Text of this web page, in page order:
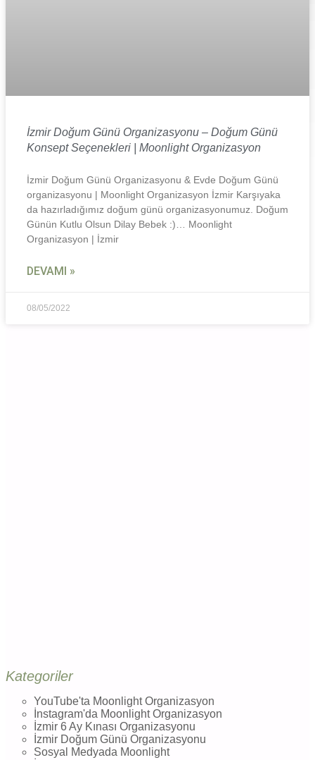
İzmir Doğum Günü Organizasyonu – Doğum Günü
Konsept Seçenekleri | Moonlight Organizasyon
İzmir Doğum Günü Organizasyonu & Evde Doğum Günü
organizasyonu | Moonlight Organizasyon İzmir Karşıyaka
da hazırladığımız doğum günü organizasyonumuz. Doğum
Günün Kutlu Olsun Dilay Bebek :)… Moonlight
Organizasyon | İzmir
DEVAMI »
08/05/2022
Kategoriler
YouTube'ta Moonlight Organizasyon
İnstagram'da Moonlight Organizasyon
İzmir 6 Ay Kınası Organizasyonu
İzmir Doğum Günü Organizasyonu
Sosyal Medyada Moonlight